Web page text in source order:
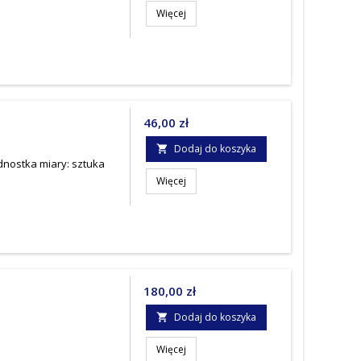
Więcej
miary: sztuka
Cena
46,00 zł
 Dodaj do koszyka
Więcej
Cena
180,00 zł
 Dodaj do koszyka
Więcej